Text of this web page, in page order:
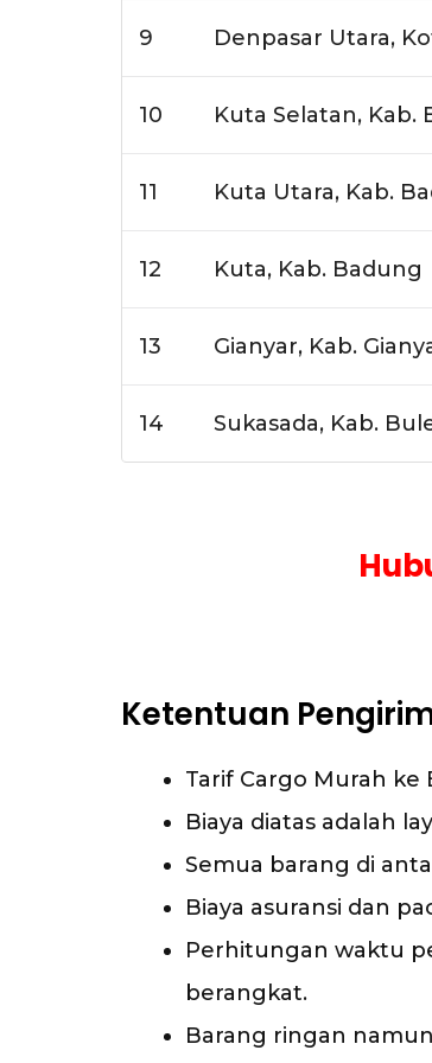
9 Denpasar Utara,
10 Kuta Selatan, Kab.
11 Kuta Utara, Kab.
12 Kuta, Kab. Badung
13 Gianyar, Kab.
14 Sukasada, Kab.
Ketentuan
Tarif Cargo Murah ke
Biaya diatas adalah
Semua barang di
Biaya asuransi dan
Perhitungan waktu
berangkat.
Barang ringan